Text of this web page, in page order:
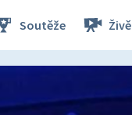
Soutěže Živě